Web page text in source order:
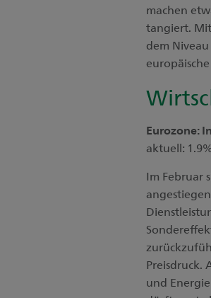
machen
tangiert.
dem
Eurozone:
aktuell:
Im Februar
Preisdruck.
und